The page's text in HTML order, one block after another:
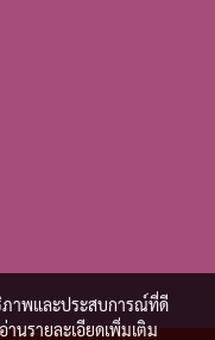
ภาพและประสบการณ์ที่ดี
นรายละเอียดเพิ่มเติม